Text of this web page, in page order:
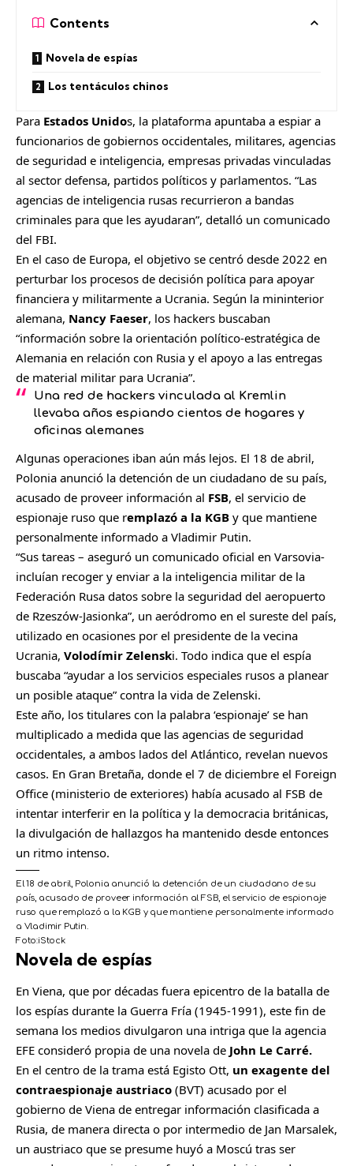
Contents
Novela de espías
Los tentáculos chinos
Para Estados Unidos, la plataforma apuntaba a espiar a
funcionarios de gobiernos occidentales, militares, agencias
de seguridad e inteligencia, empresas privadas vinculadas
al sector defensa, partidos políticos y parlamentos. “Las
agencias de inteligencia rusas recurrieron a bandas
criminales para que les ayudaran”, detalló un comunicado
del FBI.
En el caso de Europa, el objetivo se centró desde 2022 en
perturbar los procesos de decisión política para apoyar
financiera y militarmente a Ucrania. Según la mininterior
alemana, Nancy Faeser, los hackers buscaban
“información sobre la orientación político-estratégica de
Alemania en relación con Rusia y el apoyo a las entregas
de material militar para Ucrania”.
Una red de hackers vinculada al Kremlin
llevaba años espiando cientos de hogares y
oficinas alemanes
Algunas operaciones iban aún más lejos. El 18 de abril,
Polonia anunció la detención de un ciudadano de su país,
acusado de proveer información al FSB, el servicio de
espionaje ruso que remplazó a la KGB y que mantiene
personalmente informado a Vladimir Putin.
“Sus tareas – aseguró un comunicado oficial en Varsovia-
incluían recoger y enviar a la inteligencia militar de la
Federación Rusa datos sobre la seguridad del aeropuerto
de Rzeszów-Jasionka”, un aeródromo en el sureste del país,
utilizado en ocasiones por el presidente de la vecina
Ucrania, Volodímir Zelenski. Todo indica que el espía
buscaba “ayudar a los servicios especiales rusos a planear
un posible ataque” contra la vida de Zelenski.
Este año, los titulares con la palabra ‘espionaje’ se han
multiplicado a medida que las agencias de seguridad
occidentales, a ambos lados del Atlántico, revelan nuevos
casos. En Gran Bretaña, donde el 7 de diciembre el Foreign
Office (ministerio de exteriores) había acusado al FSB de
intentar interferir en la política y la democracia británicas,
la divulgación de hallazgos ha mantenido desde entonces
un ritmo intenso.
El 18 de abril, Polonia anunció la detención de un ciudadano de su
país, acusado de proveer información al FSB, el servicio de espionaje
ruso que remplazó a la KGB y que mantiene personalmente informado
a Vladimir Putin.
Foto:iStock
C
m
p
a
r
t
i
r
Novela de espías
En Viena, que por décadas fuera epicentro de la batalla de
los espías durante la Guerra Fría (1945-1991), este fin de
semana los medios divulgaron una intriga que la agencia
EFE consideró propia de una novela de John Le Carré.
En el centro de la trama está Egisto Ott, un exagente del
contraespionaje austriaco (BVT) acusado por el
gobierno de Viena de entregar información clasificada a
Rusia, de manera directa o por intermedio de Jan Marsalek,
un austriaco que se presume huyó a Moscú tras ser